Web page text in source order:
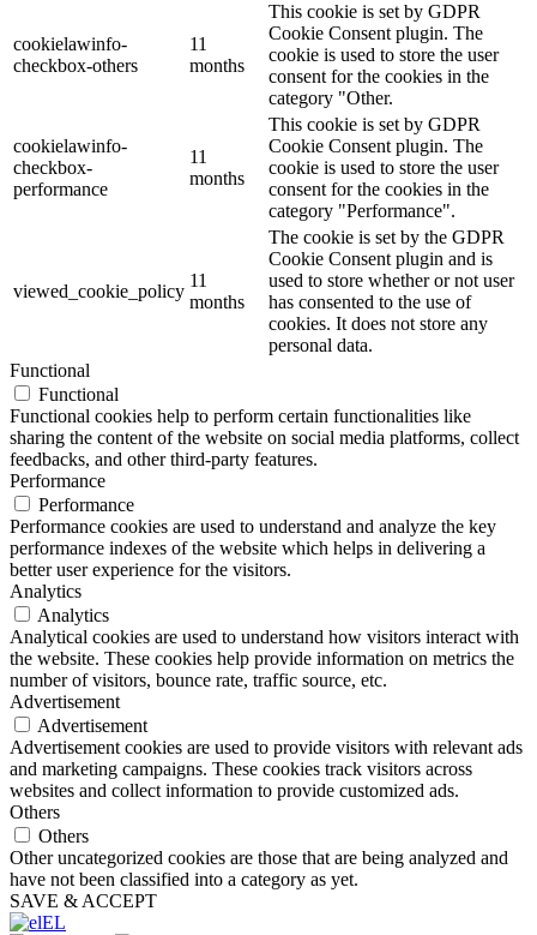
cookielawinfo-
checkbox-others
11
months
This cookie is set by GDPR
Cookie Consent plugin. The
cookie is used to store the user
consent for the cookies in the
category "Other.
cookielawinfo-
checkbox-
performance
11
months
This cookie is set by GDPR
Cookie Consent plugin. The
cookie is used to store the user
consent for the cookies in the
category "Performance".
viewed_cookie_policy
11
months
The cookie is set by the GDPR
Cookie Consent plugin and is
used to store whether or not user
has consented to the use of
cookies. It does not store any
personal data.
Functional
Functional
Functional cookies help to perform certain functionalities like
sharing the content of the website on social media platforms, collect
feedbacks, and other third-party features.
Performance
Performance
Performance cookies are used to understand and analyze the key
performance indexes of the website which helps in delivering a
better user experience for the visitors.
Analytics
Analytics
Analytical cookies are used to understand how visitors interact with
the website. These cookies help provide information on metrics the
number of visitors, bounce rate, traffic source, etc.
Advertisement
Advertisement
Advertisement cookies are used to provide visitors with relevant ads
and marketing campaigns. These cookies track visitors across
websites and collect information to provide customized ads.
Others
Others
Other uncategorized cookies are those that are being analyzed and
have not been classified into a category as yet.
SAVE & ACCEPT
EL